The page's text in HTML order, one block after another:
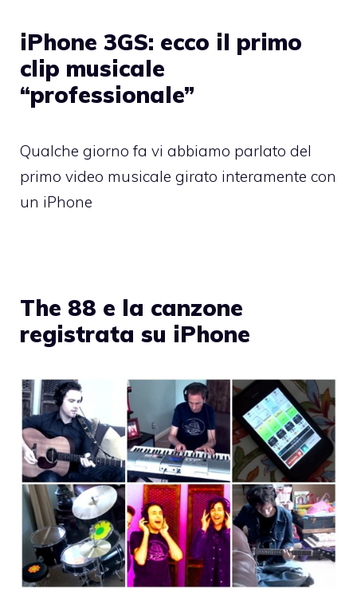
iPhone 3GS: ecco il primo
clip musicale
“professionale”
Qualche giorno fa vi abbiamo parlato del
primo video musicale girato interamente con
un iPhone
The 88 e la canzone
registrata su iPhone